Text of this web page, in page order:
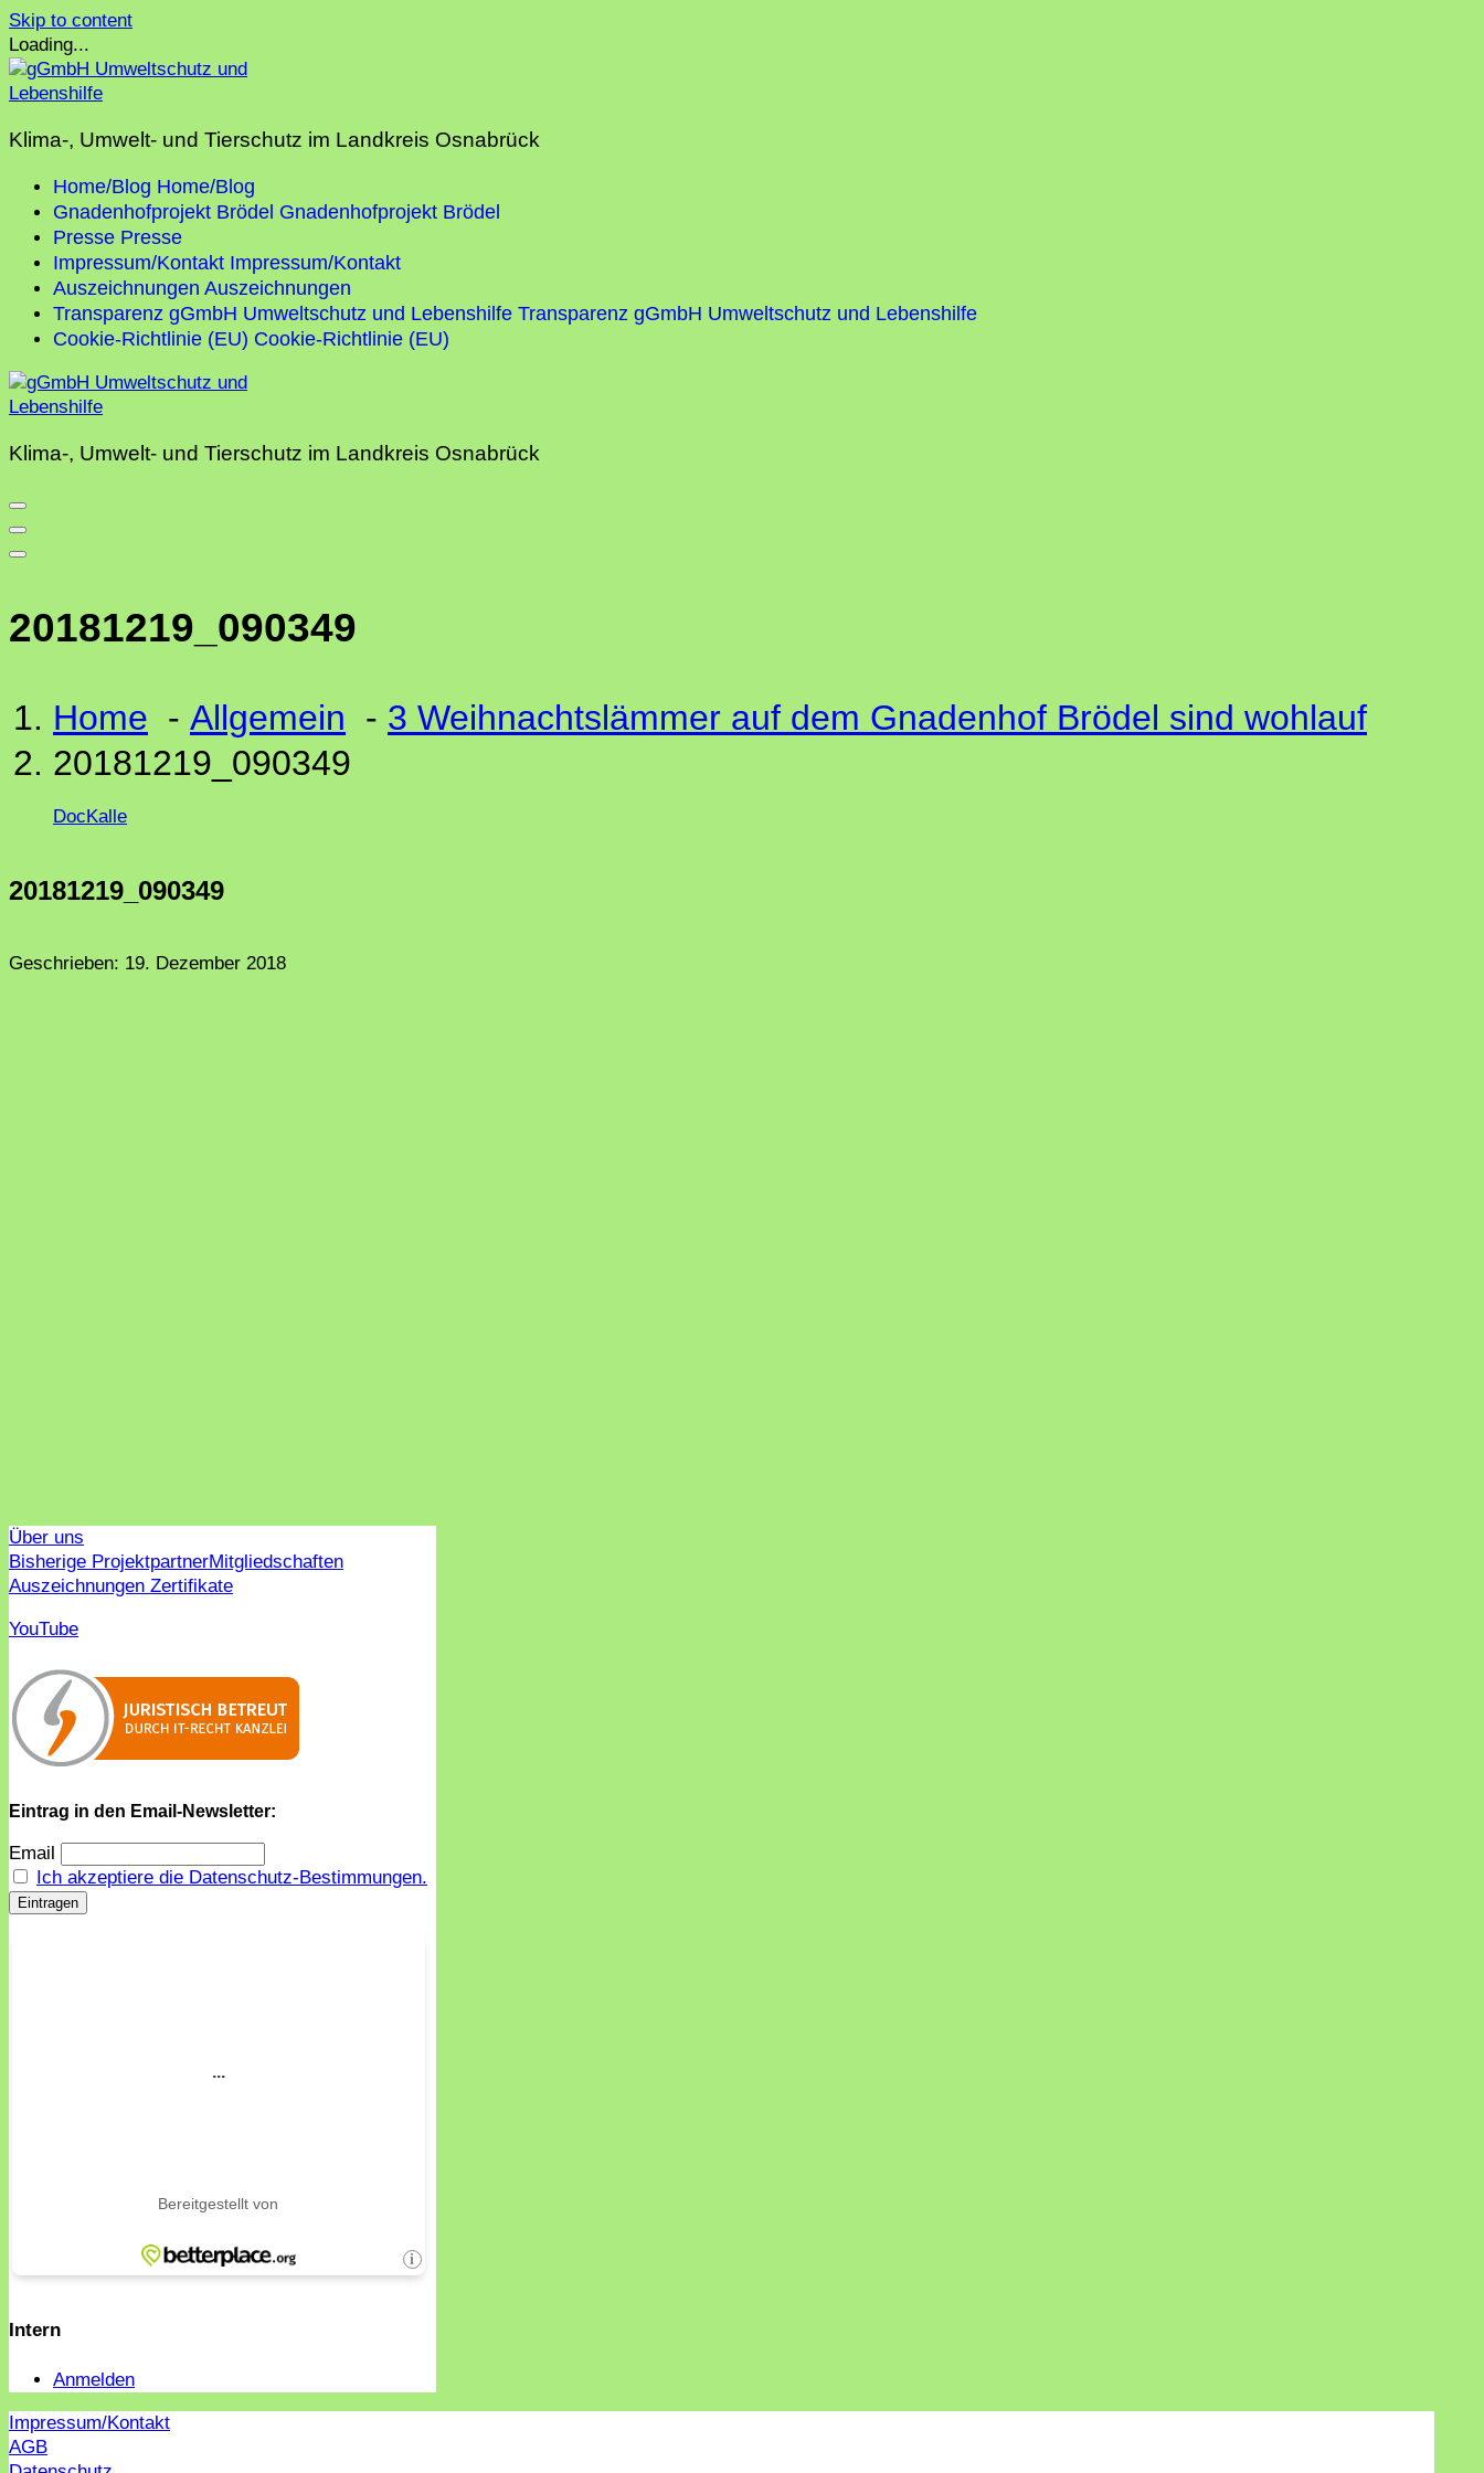
Skip to content
Loading...
Klima-, Umwelt- und Tierschutz im Landkreis Osnabrück
Home/Blog Home/Blog
Gnadenhofprojekt Brödel Gnadenhofprojekt Brödel
Presse Presse
Impressum/Kontakt Impressum/Kontakt
Auszeichnungen Auszeichnungen
Transparenz gGmbH Umweltschutz und Lebenshilfe Transparenz gGmbH Umweltschutz und Lebenshilfe
Cookie-Richtlinie (EU) Cookie-Richtlinie (EU)
Klima-, Umwelt- und Tierschutz im Landkreis Osnabrück
20181219_090349
Home - Allgemein - 3 Weihnachtslämmer auf dem Gnadenhof Brödel sind wohlauf
20181219_090349
DocKalle
20181219_090349
Geschrieben: 19. Dezember 2018
Über uns
Bisherige ProjektpartnerMitgliedschaften
Auszeichnungen Zertifikate
YouTube
Eintrag in den Email-Newsletter:
Email
Ich akzeptiere die Datenschutz-Bestimmungen.
Intern
Anmelden
Impressum/Kontakt
AGB